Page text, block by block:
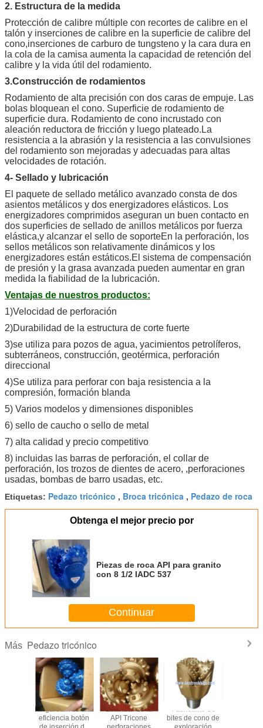
2. Estructura de la medida
Protección de calibre múltiple con recortes de calibre en el
talón y inserciones de calibre en la superficie de calibre del
cono,inserciones de carburo de tungsteno y la cara dura en
la cola de la camisa aumenta la capacidad de retención del
calibre y la vida útil del rodamiento.
3.Construcción de rodamientos
Rodamiento de alta precisión con dos caras de empuje. Las
bolas bloquean el cono. Superficie de rodamiento de
superficie dura. Rodamiento de cono incrustado con
aleación reductora de fricción y luego plateado.La
resistencia a la abrasión y la resistencia a las convulsiones
del rodamiento son mejoradas y adecuadas para altas
velocidades de rotación.
4- Sellado y lubricación
El paquete de sellado metálico avanzado consta de dos
asientos metálicos y dos energizadores elásticos. Los
energizadores comprimidos aseguran un buen contacto en
dos superficies de sellado de anillos metálicos por fuerza
elástica,y alcanzar el sello de soporteEn la perforación, los
sellos metálicos son relativamente dinámicos y los
energizadores están estáticos.El sistema de compensación
de presión y la grasa avanzada pueden aumentar en gran
medida la fiabilidad de la lubricación.
Ventajas de nuestros productos:
1)Velocidad de perforación
2)Durabilidad de la estructura de corte fuerte
3)se utiliza para pozos de agua, yacimientos petrolíferos,
subterráneos, construcción, geotérmica, perforación
direccional
4)Se utiliza para perforar con baja resistencia a la
compresión, formación blanda
5) Varios modelos y dimensiones disponibles
6) sello de caucho o sello de metal
7) alta calidad y precio competitivo
8) incluidas las barras de perforación, el collar de
perforación, los trozos de dientes de acero, ,perforaciones
usadas, bombas de barro usadas, etc.
Etiquetas: Pedazo tricónico , Broca tricónica , Pedazo de roca
Obtenga el mejor precio por
Piezas de roca API para granito
con 8 1/2 IADC 537
Continuar
Más Pedazo tricónico
Kingdream de alta
eficiencia botón
Estándar de la
API Tricone
Fabricante de
bites de cono de